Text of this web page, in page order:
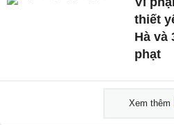
thiết
Hà và
phạt
Xem thêm